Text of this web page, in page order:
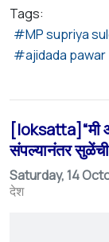
Tags:
MP supriya
ajidada pawar
[loksatta]“मी
संपल्यानंतर
Saturday, 14
देश